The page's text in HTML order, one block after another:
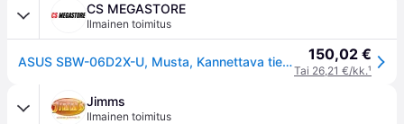
CS MEGASTORE
Ilmainen toimitus
ASUS SBW-06D2X-U, Musta, Kannettava tietokone, Blu-Ray DVD Combo, USB 2.0, 2 MB, 80,120 mm 150,02 €
Tai 26,21 €/kk.¹
Jimms
Ilmainen toimitus